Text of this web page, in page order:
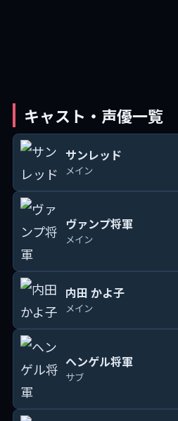
キャスト・声優一覧
サンレッド
メイン
ヴァンプ将軍
メイン
内田 かよ子
メイン
ヘンゲル将軍
サブ